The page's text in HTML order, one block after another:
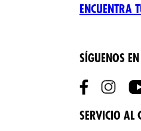
ENCUENTRA
SÍGUENOS EN
SERVICIO AL